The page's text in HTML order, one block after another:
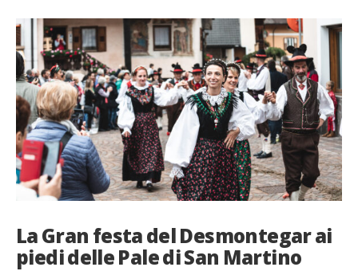
La Gran festa del Desmontegar ai
piedi delle Pale di San Martino